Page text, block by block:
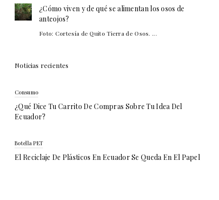
¿Cómo viven y de qué se alimentan los osos de
anteojos?
Foto: Cortesía de Quito Tierra de Osos. ...
Noticias recientes
Consumo
¿Qué Dice Tu Carrito De Compras Sobre Tu Idea Del
Ecuador?
Botella PET
El Reciclaje De Plásticos En Ecuador Se Queda En El Papel